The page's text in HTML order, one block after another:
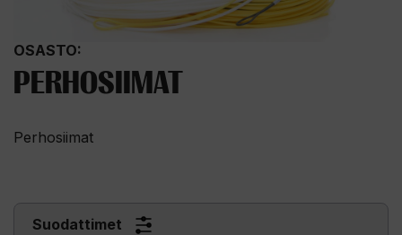
OSASTO:
PERHOSIIMAT
Perhosiimat
Suodattimet